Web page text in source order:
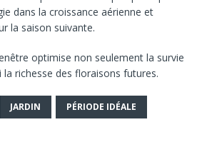
dans la croissance aérienne et
la saison suivante.
optimise non seulement la survie
richesse des floraisons futures.
JARDIN PÉRIODE IDÉALE